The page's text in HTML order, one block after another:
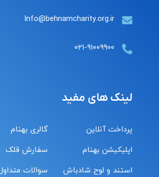
Info@behnamcharity.org.ir
۰۲۱-۹۱۰۰۹۹۰۰
لینک های مفید
پرداخت آنلاین
اپلیکیشن بهنام
استند و لوح شادباش
گالری بهنام
سفارش قلک
سوالات